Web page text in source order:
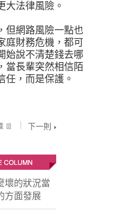
大法律風險。
但網路風險一點也
庭財務危機，都可
始說不清楚錢去哪
當長輩突然相信陌
任，而是保護。
下一則
壞的狀況當
方面發展